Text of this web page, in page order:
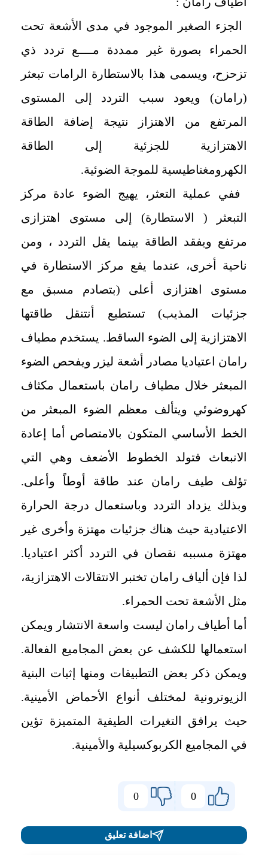
الجزء الصغير الموجود في مدى الأشعة تحت
الحمراء بصورة غير ممددة مــــع تردد ذي
تزحزح، ويسمى هذا بالاستطارة الرامات تبعثر
(رامان) ويعود سبب التردد إلى المستوى
المرتفع من الاهتزاز نتيجة إضافة الطاقة
الاهتزازية للجزئية إلى الطاقة
الكهرومغناطيسية للموجة الضوئية.
ففي عملية التعثر، يهيج الضوء عادة مركز
التبعثر ( الاستطارة) إلى مستوى اهتزازی
مرتفع ويفقد الطاقة بينما يقل التردد ، ومن
ناحية أخرى، عندما يقع مركز الاستطارة في
مستوى اهتزازى أعلى (بتصادم مسبق مع
جزئيات المذيب) تستطيع أنتنقل طاقتها
الاهتزازية إلى الضوء الساقط. يستخدم مطياف
رامان اعتياديا مصادر أشعة ليزر ويفحص الضوء
المبعثر خلال مطياف رامان باستعمال مكثاف
كهروضوئي ويتألف معظم الضوء المبعثر من
الخط الأساسي المتكون بالامتصاص أما إعادة
الانبعاث فتولد الخطوط الأضعف وهي التي
تؤلف طيف رامان عند طاقة أوطاً وأعلى.
وبذلك يزداد التردد وباستعمال درجة الحرارة
الاعتيادية حيث هناك جزئيات مهتزة وأخرى غير
مهتزة مسببه نقصان في التردد أكثر اعتياديا.
لذا فإن ألياف رامان تختبر الانتقالات الاهتزازية،
مثل الأشعة تحت الحمراء.
أما أطياف رامان ليست واسعة الانتشار ويمكن
استعمالها للكشف عن بعض المجاميع الفعالة.
ويمكن ذكر بعض التطبيقات ومنها إثبات البنية
الزيوترونية لمختلف أنواع الأحماض الأمينية.
حيث يرافق التغيرات الطيفية المتميزة تؤين
في المجاميع الكربوكسيلية والأمينية.
0
0
اضافة تعليق